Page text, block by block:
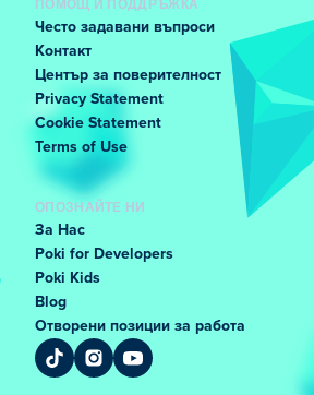
ПОМОЩ И ПОДДРЪЖКА
Често задавани въпроси
Контакт
Център за поверителност
Privacy Statement
Cookie Statement
Terms of Use
ОПОЗНАЙТЕ НИ
За Нас
Poki for Developers
Poki Kids
Blog
Отворени позиции за работа